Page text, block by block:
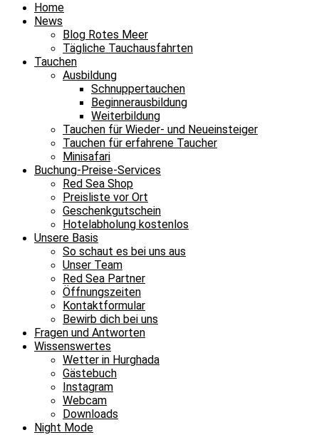
Home
News
Blog Rotes Meer
Tägliche Tauchausfahrten
Tauchen
Ausbildung
Schnuppertauchen
Beginnerausbildung
Weiterbildung
Tauchen für Wieder- und Neueinsteiger
Tauchen für erfahrene Taucher
Minisafari
Buchung-Preise-Services
Red Sea Shop
Preisliste vor Ort
Geschenkgutschein
Hotelabholung kostenlos
Unsere Basis
So schaut es bei uns aus
Unser Team
Red Sea Partner
Öffnungszeiten
Kontaktformular
Bewirb dich bei uns
Fragen und Antworten
Wissenswertes
Wetter in Hurghada
Gästebuch
Instagram
Webcam
Downloads
Night Mode